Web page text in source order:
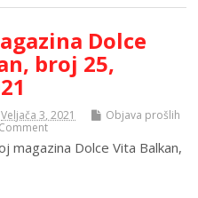
Dolce
broj 25,
Veljača 3, 2021
Objava prošlih
magazina Dolce Vita Balkan,